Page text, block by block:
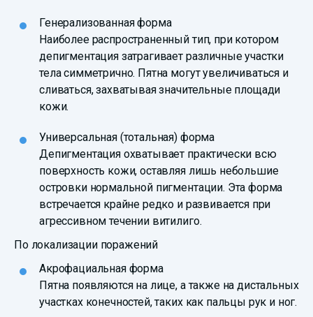
Генерализованная форма
Наиболее распространенный тип, при котором
депигментация затрагивает различные участки
тела симметрично. Пятна могут увеличиваться и
сливаться, захватывая значительные площади
кожи.
Универсальная (тотальная) форма
Депигментация охватывает практически всю
поверхность кожи, оставляя лишь небольшие
островки нормальной пигментации. Эта форма
встречается крайне редко и развивается при
агрессивном течении витилиго.
По локализации поражений
Акрофациальная форма
Пятна появляются на лице, а также на дистальных
участках конечностей, таких как пальцы рук и ног.